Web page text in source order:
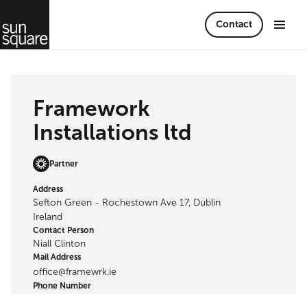
Contact
Framework
Installations ltd
Partner
Address
Sefton Green - Rochestown Ave 17, Dublin
Ireland
Contact Person
Niall Clinton
Mail Address
office@framewrk.ie
Phone Number